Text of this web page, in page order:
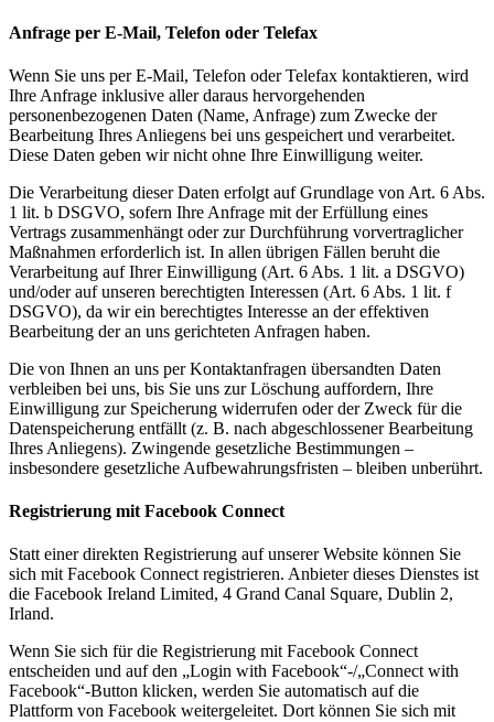
Anfrage per E-Mail, Telefon oder Telefax
Wenn Sie uns per E-Mail, Telefon oder Telefax kontaktieren, wird
Ihre Anfrage inklusive aller daraus hervorgehenden
personenbezogenen Daten (Name, Anfrage) zum Zwecke der
Bearbeitung Ihres Anliegens bei uns gespeichert und verarbeitet.
Diese Daten geben wir nicht ohne Ihre Einwilligung weiter.
Die Verarbeitung dieser Daten erfolgt auf Grundlage von Art. 6 Abs.
1 lit. b DSGVO, sofern Ihre Anfrage mit der Erfüllung eines
Vertrags zusammenhängt oder zur Durchführung vorvertraglicher
Maßnahmen erforderlich ist. In allen übrigen Fällen beruht die
Verarbeitung auf Ihrer Einwilligung (Art. 6 Abs. 1 lit. a DSGVO)
und/oder auf unseren berechtigten Interessen (Art. 6 Abs. 1 lit. f
DSGVO), da wir ein berechtigtes Interesse an der effektiven
Bearbeitung der an uns gerichteten Anfragen haben.
Die von Ihnen an uns per Kontaktanfragen übersandten Daten
verbleiben bei uns, bis Sie uns zur Löschung auffordern, Ihre
Einwilligung zur Speicherung widerrufen oder der Zweck für die
Datenspeicherung entfällt (z. B. nach abgeschlossener Bearbeitung
Ihres Anliegens). Zwingende gesetzliche Bestimmungen –
insbesondere gesetzliche Aufbewahrungsfristen – bleiben unberührt.
Registrierung mit Facebook Connect
Statt einer direkten Registrierung auf unserer Website können Sie
sich mit Facebook Connect registrieren. Anbieter dieses Dienstes ist
die Facebook Ireland Limited, 4 Grand Canal Square, Dublin 2,
Irland.
Wenn Sie sich für die Registrierung mit Facebook Connect
entscheiden und auf den „Login with Facebook“-/„Connect with
Facebook“-Button klicken, werden Sie automatisch auf die
Plattform von Facebook weitergeleitet. Dort können Sie sich mit